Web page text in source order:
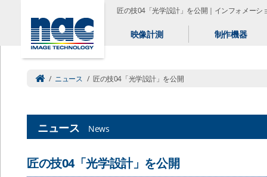
匠の技04「光学設計」を公開｜インフォメーシ
映像計測 制作機器
/ ニュース / 匠の技04「光学設計」を公開
ニュース News
匠の技04「光学設計」を公開